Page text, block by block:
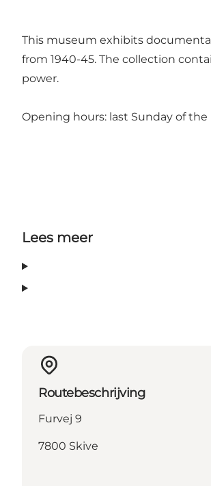
This museum exhibits
from 1940-45. The collection
power.
Opening hours: last Sunday of
Lees meer
Routebeschrijving
Furvej 9
7800 Skive